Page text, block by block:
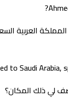
العربية
to Saudi Arabia,
لي ذلك المكان؟